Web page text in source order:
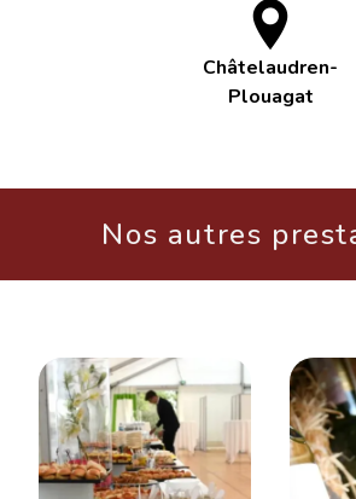
Châtelaudren-
Plouagat
Nos autres